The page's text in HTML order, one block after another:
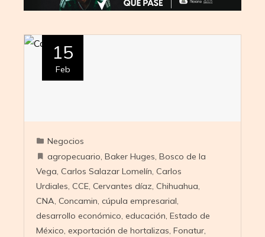
15
Feb
Negocios
agropecuario, Baker Huges, Bosco de la
Vega, Carlos Salazar Lomelín, Carlos
Urdiales, CCE, Cervantes díaz, Chihuahua,
CNA, Concamin, cúpula empresarial,
desarrollo económico, educación, Estado de
México, exportación de hortalizas, Fonatur,